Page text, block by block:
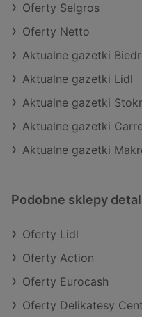
Oferty Selgros
Oferty Netto
Aktualne gazetki
Aktualne gazetki Lidl
Aktualne gazetki
Aktualne gazetki
Aktualne gazetki
Podobne sklepy
Oferty Lidl
Oferty Action
Oferty Eurocash
Oferty Delikatesy